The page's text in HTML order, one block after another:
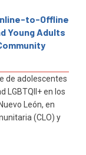
to-Offline
Young Adults
de adolescentes
LGBTQII+ en los
León, en
(CLO) y